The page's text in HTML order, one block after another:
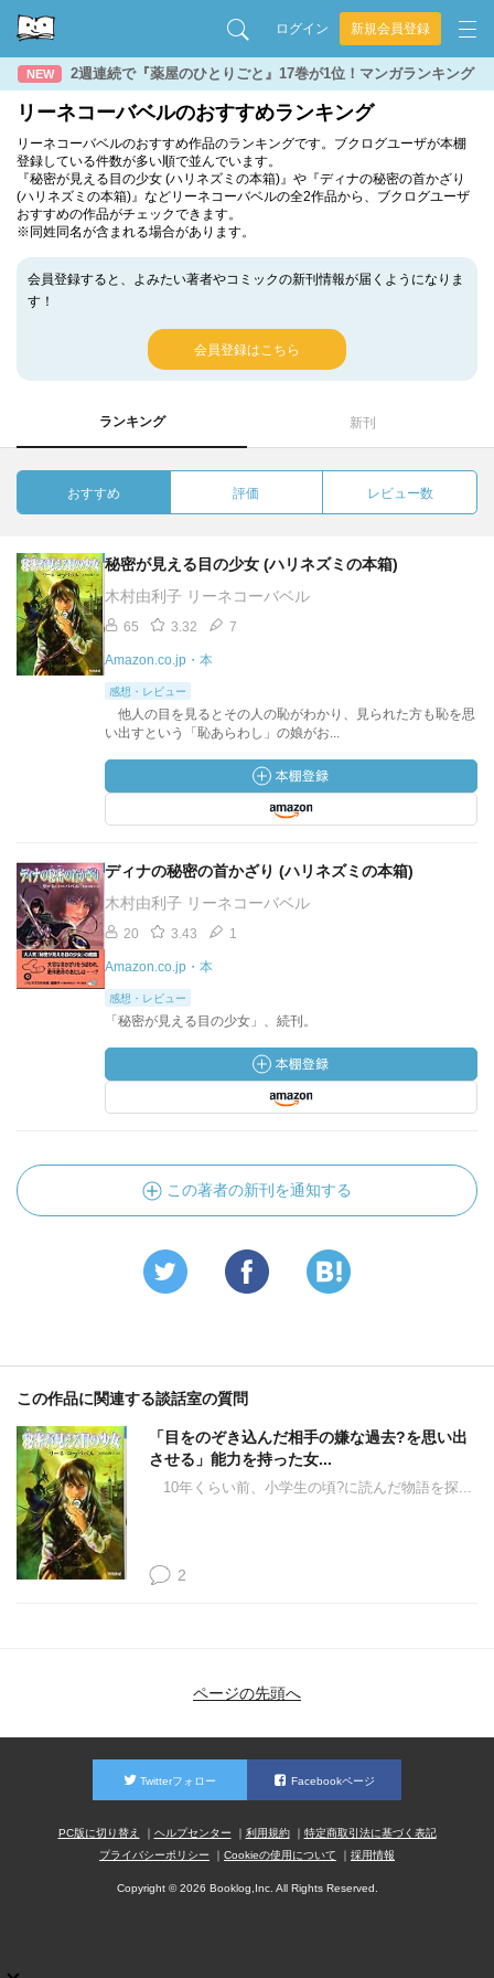
ログイン 新規会員登録
NEW 2週連続で『薬屋のひとりごと』17巻が1位！マンガランキング
リーネコーバベルのおすすめランキング
リーネコーバベルのおすすめ作品のランキングです。ブクログユーザが本棚
登録している件数が多い順で並んでいます。
『秘密が見える目の少女 (ハリネズミの本箱)』や『ディナの秘密の首かざり
(ハリネズミの本箱)』などリーネコーバベルの全2作品から、ブクログユーザ
おすすめの作品がチェックできます。
※同姓同名が含まれる場合があります。
会員登録すると、よみたい著者やコミックの新刊情報が届くようになりま
す！
会員登録はこちら
ランキング 新刊
おすすめ 評価 レビュー数
秘密が見える目の少女 (ハリネズミの本箱)
木村由利子 リーネコーバベル
65 3.32 7
Amazon.co.jp・本
感想・レビュー
他人の目を見るとその人の恥がわかり、見られた方も恥を思
い出すという「恥あらわし」の娘がお...
ディナの秘密の首かざり (ハリネズミの本箱)
木村由利子 リーネコーバベル
20 3.43 1
Amazon.co.jp・本
感想・レビュー
「秘密が見える目の少女」、続刊。
この著者の新刊を通知する
この作品に関連する談話室の質問
「目をのぞき込んだ相手の嫌な過去?を思い出
させる」能力を持った女...
10年くらい前、小学生の頃?に読んだ物語を探...
2
ページの先頭へ
Twitterフォロー Facebookページ
PC版に切り替え ヘルプセンター 利用規約
特定商取引法に基づく表記
プライバシーポリシー
Cookieの使用について 採用情報
Copyright © 2026 Booklog,Inc. All Rights Reserved.